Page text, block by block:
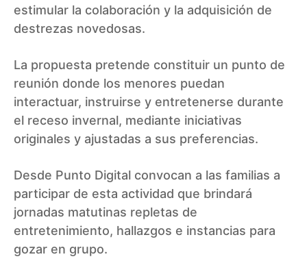
estimular la colaboración y la adquisición de
destrezas novedosas.
La propuesta pretende constituir un punto de
reunión donde los menores puedan
interactuar, instruirse y entretenerse durante
el receso invernal, mediante iniciativas
originales y ajustadas a sus preferencias.
Desde Punto Digital convocan a las familias a
participar de esta actividad que brindará
jornadas matutinas repletas de
entretenimiento, hallazgos e instancias para
gozar en grupo.